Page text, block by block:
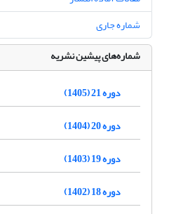
شماره جاری
شماره‌های پیشین نشریه
دوره 21 (1405)
دوره 20 (1404)
دوره 19 (1403)
دوره 18 (1402)